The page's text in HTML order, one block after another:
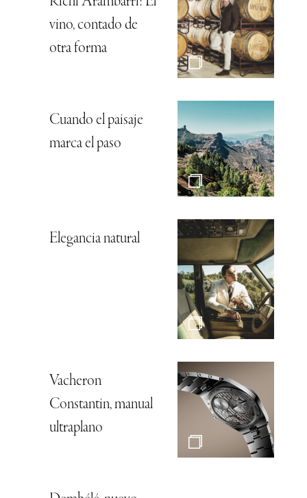
vino, contado de
otra forma
Cuando el paisaje
marca el paso
Elegancia natural
Vacheron
Constantin, manual
ultraplano